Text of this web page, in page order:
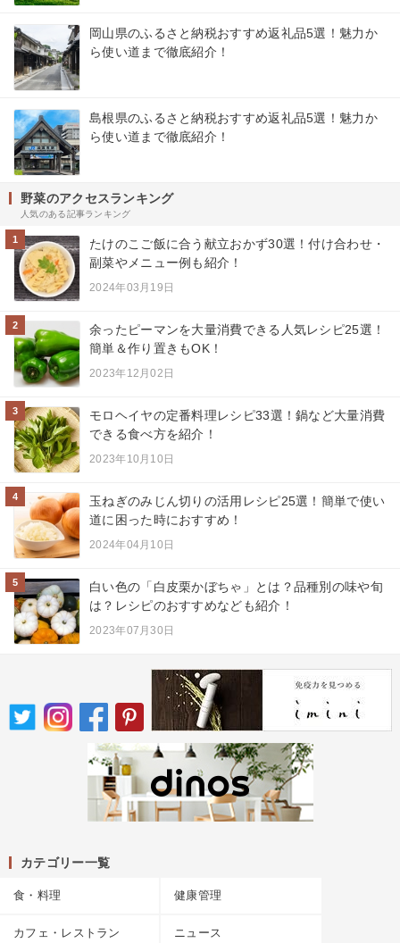
岡山県のふるさと納税おすすめ返礼品5選！魅力か
ら使い道まで徹底紹介！
島根県のふるさと納税おすすめ返礼品5選！魅力か
ら使い道まで徹底紹介！
野菜のアクセスランキング
人気のある記事ランキング
1
たけのこご飯に合う献立おかず30選！付け合わせ・
副菜やメニュー例も紹介！
2024年03月19日
2
余ったピーマンを大量消費できる人気レシピ25選！
簡単＆作り置きもOK！
2023年12月02日
3
モロヘイヤの定番料理レシピ33選！鍋など大量消費
できる食べ方を紹介！
2023年10月10日
4
玉ねぎのみじん切りの活用レシピ25選！簡単で使い
道に困った時におすすめ！
2024年04月10日
5
白い色の「白皮栗かぼちゃ」とは？品種別の味や旬
は？レシピのおすすめなども紹介！
2023年07月30日
カテゴリー一覧
食・料理 健康管理
カフェ・レストラン ニュース